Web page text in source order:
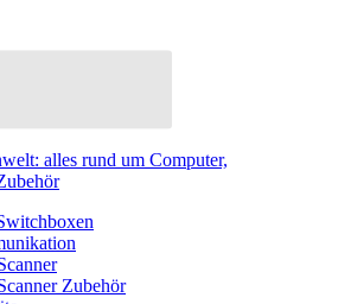
alles rund um Computer,
Zubehör